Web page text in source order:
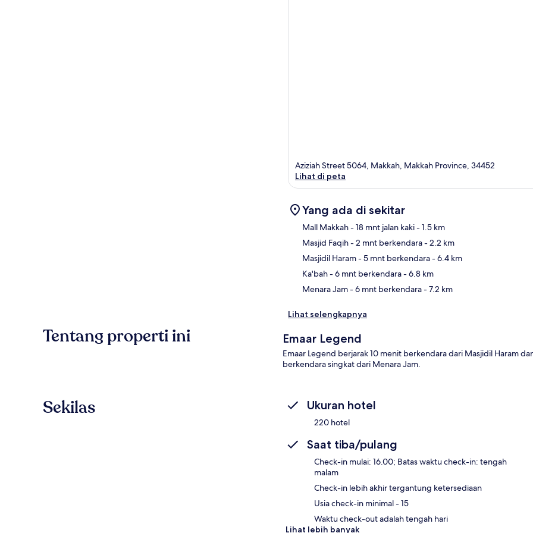
Aziziah Street 5064, Makkah, Makkah Province, 34452
Lihat di peta
Yang ada di sekitar
Mall Makkah- 18 mnt jalan kaki- 1.5 km
Masjid Faqih- 2 mnt berkendara- 2.2 km
Masjidil Haram- 5 mnt berkendara- 6.4 km
Ka'bah- 6 mnt berkendara- 6.8 km
Menara Jam- 6 mnt berkendara- 7.2 km
Lihat selengkapnya
Tentang properti ini Emaar Legend
Emaar Legend berjarak 10 menit berkendara dari Masjidil Haram
berkendara singkat dari Menara Jam.
Sekilas Ukuran hotel
220 hotel
Saat tiba/pulang
Check-in mulai: 16.00; Batas waktu check-in: tengah
malam
Check-in lebih akhir tergantung ketersediaan
Usia check-in minimal - 15
Waktu check-out adalah tengah hari
Lihat lebih banyak